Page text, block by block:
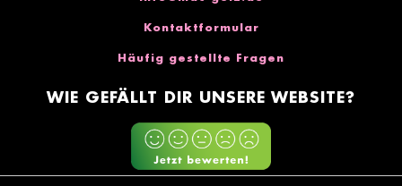
Kontaktformular
Häufig gestellte Fragen
WIE GEFÄLLT DIR UNSERE WEBSITE?